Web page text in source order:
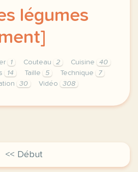
légumes
1 Couteau 2 Cuisine
40
14 Taille 5 Technique
7
30 Vidéo 308
et restauration duree 45
<< Début